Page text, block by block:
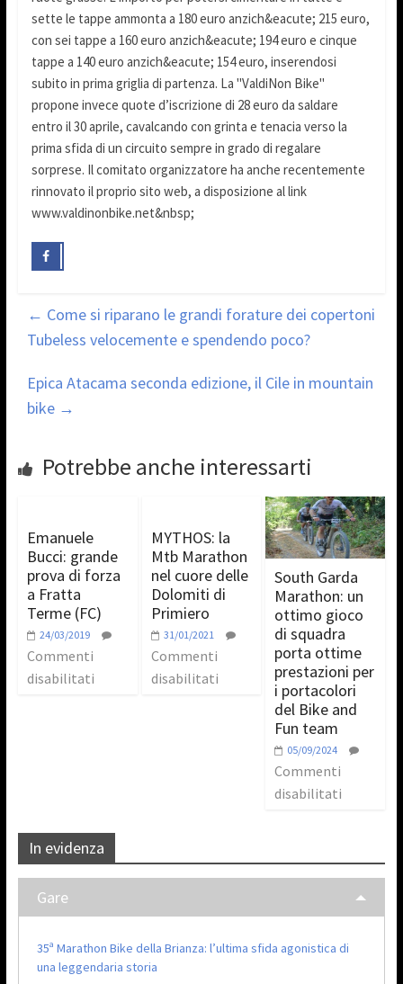
sette le tappe ammonta a 180 euro anzich&eacute; 215 euro,
con sei tappe a 160 euro anzich&eacute; 194 euro e cinque
tappe a 140 euro anzich&eacute; 154 euro, inserendosi
subito in prima griglia di partenza. La "ValdiNon Bike"
propone invece quote d’iscrizione di 28 euro da saldare
entro il 30 aprile, cavalcando con grinta e tenacia verso la
prima sfida di un circuito sempre in grado di regalare
sorprese. Il comitato organizzatore ha anche recentemente
rinnovato il proprio sito web, a disposizione al link
www.valdinonbike.net&nbsp;
← Come si riparano le grandi forature dei copertoni
Tubeless velocemente e spendendo poco?
Epica Atacama seconda edizione, il Cile in mountain
bike →
Potrebbe anche interessarti
Emanuele
Bucci: grande
prova di forza
a Fratta
Terme (FC)
24/03/2019
Commenti
disabilitati
MYTHOS: la
Mtb Marathon
nel cuore delle
Dolomiti di
Primiero
31/01/2021
Commenti
disabilitati
South Garda
Marathon: un
ottimo gioco
di squadra
porta ottime
prestazioni per
i portacolori
del Bike and
Fun team
05/09/2024
Commenti
disabilitati
In evidenza
Gare
35ª Marathon Bike della Brianza: l’ultima sfida agonistica di
una leggendaria storia